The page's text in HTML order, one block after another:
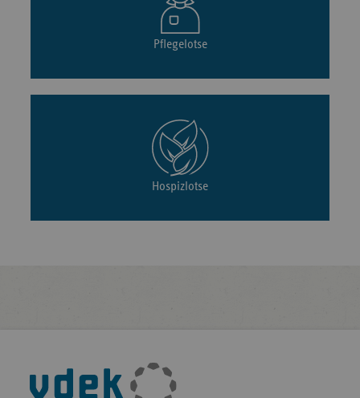
Pflegelotse
Hospizlotse
Fußleisten-
Navigation